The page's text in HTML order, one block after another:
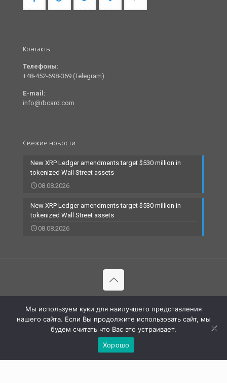
Контакты
Телефоны:
+48-452-698-369 (Telegram)
E-mail:
info@rbcard.com
Свежие новости
New XRP Ledger amendments target $530 million in
tokenized Wall Street assets
08.08.2026
New XRP Ledger amendments target $530 million in
tokenized Wall Street assets
08.08.2026
технологии | All Rights Reserved |
Мы используем куки для наилучшего представления
нашего сайта. Если Вы продолжите использовать сайт, мы
будем считать что Вас это устраивает.
Хорошо